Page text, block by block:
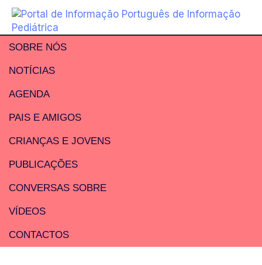
SOBRE NÓS
NOTÍCIAS
AGENDA
PAIS E AMIGOS
CRIANÇAS E JOVENS
PUBLICAÇÕES
CONVERSAS SOBRE
VÍDEOS
CONTACTOS